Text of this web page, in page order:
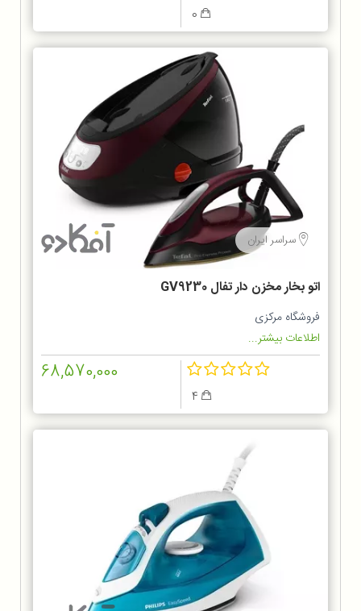
سراسر ایران
اتو بخار مخزن دار تفال GV9230
فروشگاه مرکزی
اطلاعات بیشتر...
68,570,000